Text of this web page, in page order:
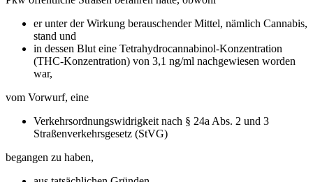
er unter der Wirkung berauschender Mittel, nämlich Cannabis,
stand und
in dessen Blut eine Tetrahydrocannabinol-Konzentration
(THC-Konzentration) von 3,1 ng/ml nachgewiesen worden
war,
vom Vorwurf, eine
Verkehrsordnungswidrigkeit nach § 24a Abs. 2 und 3
Straßenverkehrsgesetz (StVG)
begangen zu haben,